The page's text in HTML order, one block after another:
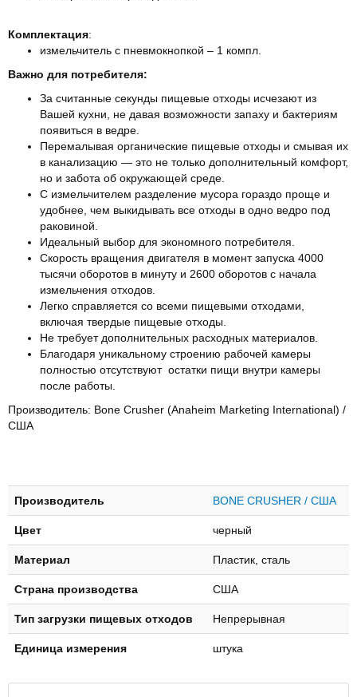
Комплектация:
измельчитель с пневмокнопкой – 1 компл.
Важно для потребителя:
За считанные секунды пищевые отходы исчезают из
Вашей кухни, не давая возможности запаху и бактериям
появиться в ведре.
Перемалывая органические пищевые отходы и смывая их
в канализацию — это не только дополнительный комфорт,
но и забота об окружающей среде.
С измельчителем разделение мусора гораздо проще и
удобнее, чем выкидывать все отходы в одно ведро под
раковиной.
Идеальный выбор для экономного потребителя.
Скорость вращения двигателя в момент запуска 4000
тысячи оборотов в минуту и 2600 оборотов с начала
измельчения отходов.
Легко справляется со всеми пищевыми отходами,
включая твердые пищевые отходы.
Не требует дополнительных расходных материалов.
Благодаря уникальному строению рабочей камеры
полностью отсутствуют остатки пищи внутри камеры
после работы.
Производитель: Bone Crusher (Anaheim Marketing International) /
США
Производитель BONE CRUSHER / США
Цвет черный
Материал Пластик, сталь
Страна производства США
Тип загрузки пищевых отходов Непрерывная
Единица измерения штука